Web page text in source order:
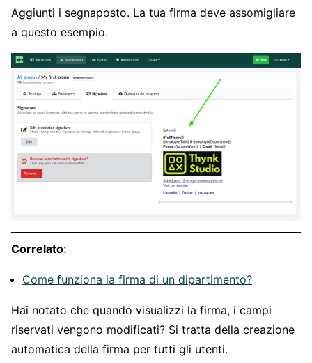
Aggiunti i segnaposto. La tua firma deve assomigliare
a questo esempio.
Correlato:
Come funziona la firma di un dipartimento?
Hai notato che quando visualizzi la firma, i campi
riservati vengono modificati? Si tratta della creazione
automatica della firma per tutti gli utenti.